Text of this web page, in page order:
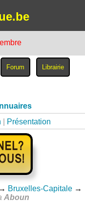
Présentation
→ Bruxelles-Capitale →
Aboun